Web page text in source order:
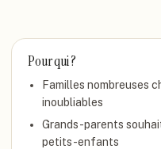
Pour qui ?
Familles nombreuses
inoubliables
Grands-parents
petits-enfants